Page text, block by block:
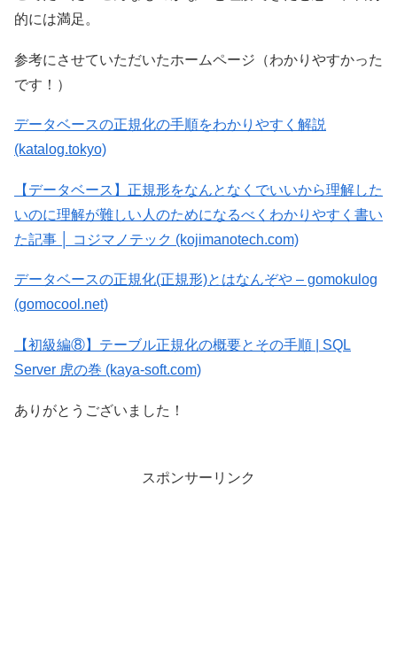
的には満足。
参考にさせていただいたホームページ（わかりやすかった
です！）
データベースの正規化の手順をわかりやすく解説
(katalog.tokyo)
【データベース】正規形をなんとなくでいいから理解した
いのに理解が難しい人のためになるべくわかりやすく書い
た記事 │ コジマノテック (kojimanotech.com)
データベースの正規化(正規形)とはなんぞや – gomokulog
(gomocool.net)
【初級編⑧】テーブル正規化の概要とその手順 | SQL
Server 虎の巻 (kaya-soft.com)
ありがとうございました！
スポンサーリンク